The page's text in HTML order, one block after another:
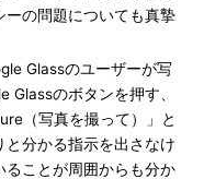
ーの問題についても真摯
Glassのユーザーが写
Glassのボタンを押す、
（写真を撮って）」と
分かる指示を出さなけ
ことが周囲からも分か